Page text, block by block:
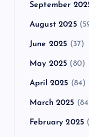
September
August 2025
June 2025 (37)
May 2025 (80)
April 2025 (84)
March 2025
February 2025